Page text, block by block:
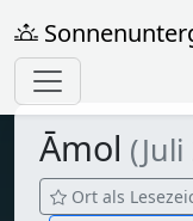
Āmol (Juli
Ort als